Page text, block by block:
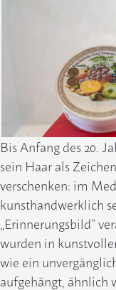
Bis Anfang des 20.
sein Haar als
verschenken: im
kunsthandwerklich
„Erinnerungsbild“
wurden in
wie ein
aufgehängt, ähnlich